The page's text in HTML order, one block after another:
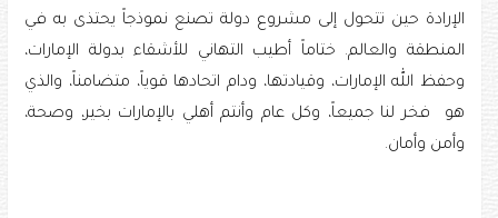
الإرادة حين تتحول إلى مشروع دولة تصنع نموذجاً يحتذى به في
المنطقة والعالم. ختاماً أطيب التهاني للأشقاء بدولة الإمارات،
وحفظ الله الإمارات، وقيادتها، ودام اتحادها قوياً، متضامناً، والذي
هو فخر لنا جميعاً، وكل عام وأنتم أهلي بالإمارات بخير، وصحة،
وأمن وأمان.